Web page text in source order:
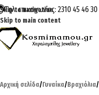
Skip to navigation
Skip to main content
Τηλ. επικοινωνίας: 2310 45 46 30
Αρχική σελίδα/Γυναίκα/Βραχιόλια/